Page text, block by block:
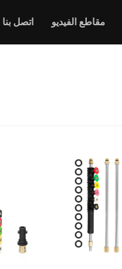
مقاطع الفيديو اتصل بنا